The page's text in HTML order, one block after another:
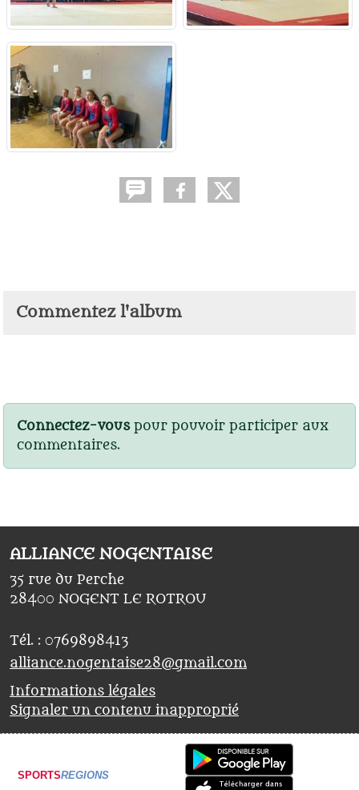
Commentez l'album
Connectez-vouspour pouvoir participer aux
commentaires.
ALLIANCE NOGENTAISE
35 rue du Perche
28400 NOGENT LE ROTROU
Tél. : 0769898413
alliance.nogentaise28@gmail.com
Informations légales
Signaler un contenu inapproprié
SPORTSREGIONS